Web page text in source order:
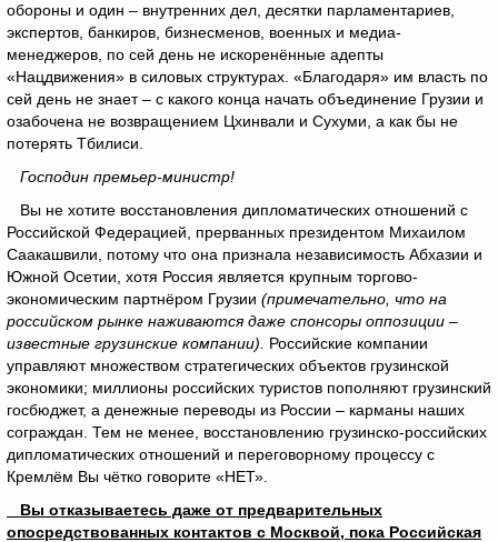
обороны и один – внутренних дел, десятки парламентариев,
экспертов, банкиров, бизнесменов, военных и медиа-
менеджеров, по сей день не искоренённые адепты
«Нацдвижения» в силовых структурах. «Благодаря» им власть по
сей день не знает – с какого конца начать объединение Грузии и
озабочена не возвращением Цхинвали и Сухуми, а как бы не
потерять Тбилиси.
Господин премьер-министр!
Вы не хотите восстановления дипломатических отношений с
Российской Федерацией, прерванных президентом Михаилом
Саакашвили, потому что она признала независимость Абхазии и
Южной Осетии, хотя Россия является крупным торгово-
экономическим партнёром Грузии (примечательно, что на
российском рынке наживаются даже спонсоры оппозиции –
известные грузинские компании).
Российские компании
управляют множеством стратегических объектов грузинской
экономики; миллионы российских туристов пополняют грузинский
госбюджет, а денежные переводы из России – карманы наших
сограждан. Тем не менее, восстановлению грузинско-российских
дипломатических отношений и переговорному процессу с
Кремлём Вы чётко говорите «НЕТ».
Вы отказываетесь даже от предварительных
опосредствованных контактов с Москвой, пока Российская